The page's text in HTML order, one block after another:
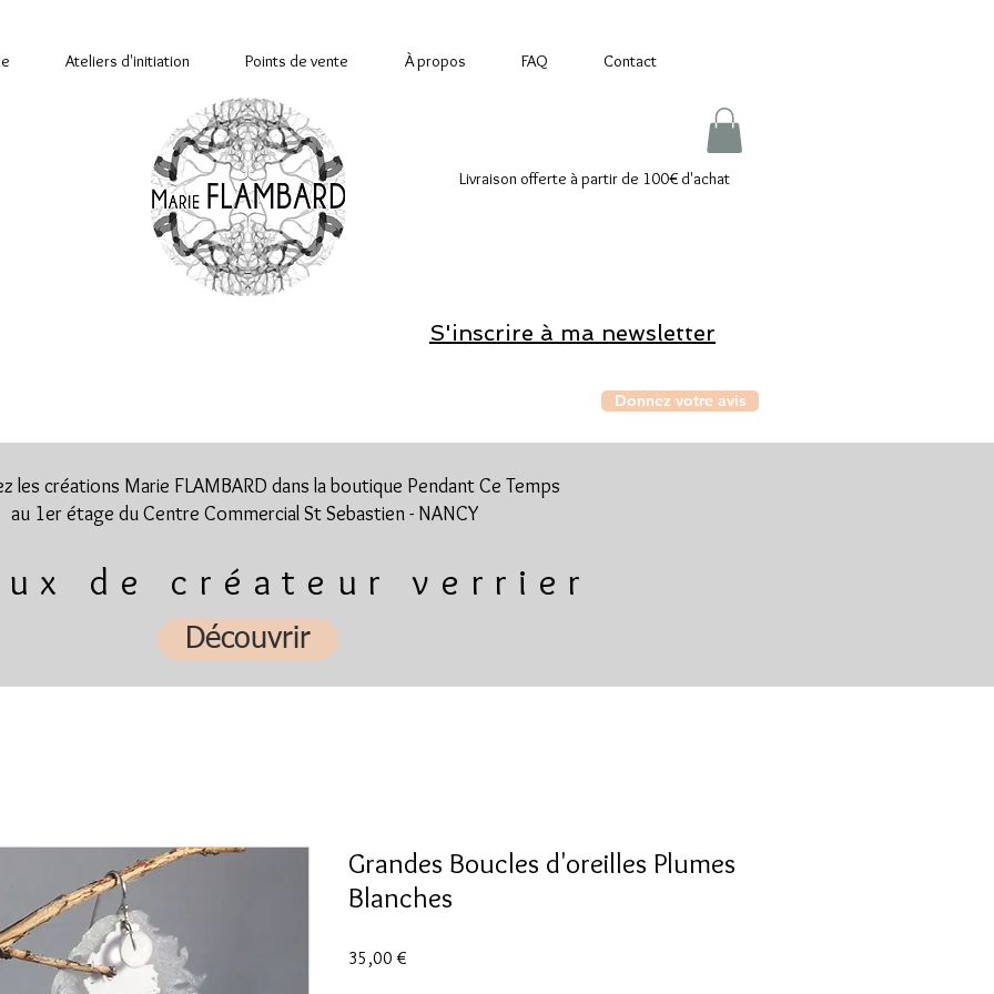
Ateliers d'initiation Points de vente À propos FAQ Contact
Livraison offerte à partir de 100€ d'achat
S'inscrire à ma newsletter
Donnez votre avis
les créations Marie FLAMBARD dans la boutique Pendant Ce Temps
au 1er étage du Centre Commercial St Sebastien - NANCY
de créateur verrier
Découvrir
Grandes Boucles d'oreilles Plumes
Blanches
35,00 €